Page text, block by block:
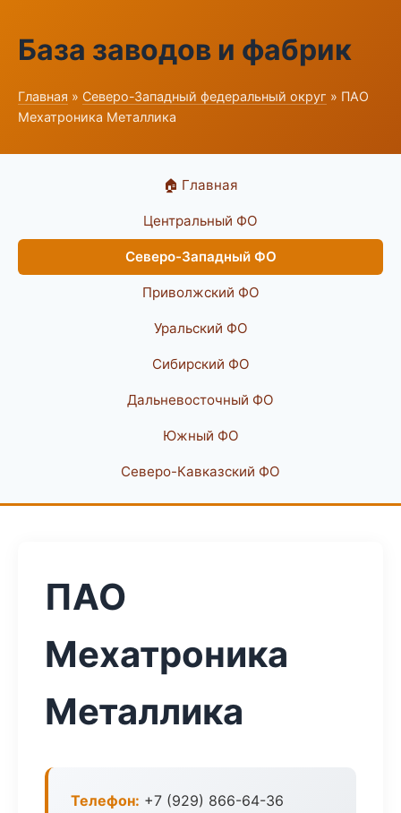
База заводов и фабрик
Главная » Северо-Западный федеральный округ » ПАО
Мехатроника Металлика
🏠 Главная
Центральный ФО
Северо-Западный ФО
Приволжский ФО
Уральский ФО
Сибирский ФО
Дальневосточный ФО
Южный ФО
Северо-Кавказский ФО
ПАО
Мехатроника
Металлика
Телефон: +7 (929) 866-64-36